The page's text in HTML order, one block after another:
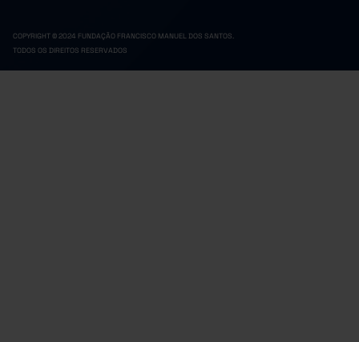
COPYRIGHT © 2024 FUNDAÇÃO FRANCISCO MANUEL DOS SANTOS.
TODOS OS DIREITOS RESERVADOS